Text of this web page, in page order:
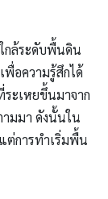
กล้ระดับพื้นดิน
อความรู้สึกได้
ะเหยขึ้นมาจาก
มมา ดังนั้นใน
ต่การทำเริ่มพื้น